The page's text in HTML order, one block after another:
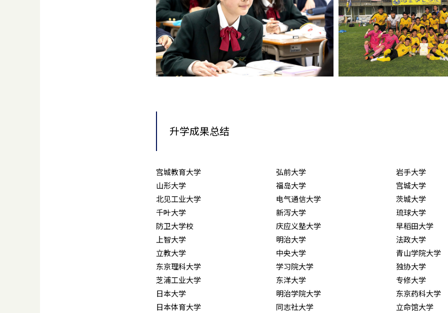
升学成果总结
宫城教育大学 弘前大学
岩手大学
山形大学
福岛大学
宫城大学
北见工业大学
电气通信大学
茨城大学
千叶大学
新泻大学
琉球大学
防卫大学校
庆应义塾大学
早稻田大学
上智大学
明治大学
法政大学
立教大学
中央大学
青山学院大学
东京理科大学
学习院大学
独协大学
芝浦工业大学
东洋大学
专修大学
日本大学
明治学院大学
东京药科大学
日本体育大学
同志社大学
立命馆大学